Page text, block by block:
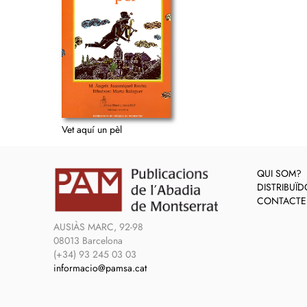
Vet aquí un pèl
AUSIÀS MARC, 92-98
08013 Barcelona
(+34) 93 245 03 03
informacio@pamsa.cat
QUI SOM?
CONTACTE